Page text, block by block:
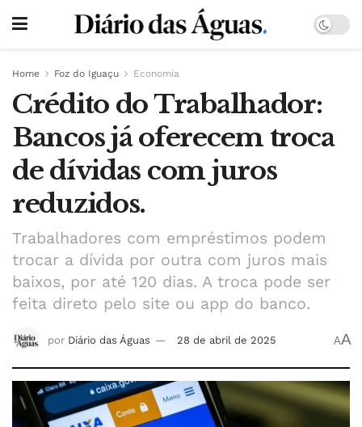
Home Foz do Iguaçu Economia
Crédito do Trabalhador:
Bancos já oferecem troca
de dívidas com juros
reduzidos.
Trabalhadores com empréstimos podem
trocar a dívida por outra com juros mais
baixos, por até 120 dias. A troca pode ser
feita direto pelo site ou app do banco.
por Diário das Águas 28 de abril de 2025 AA